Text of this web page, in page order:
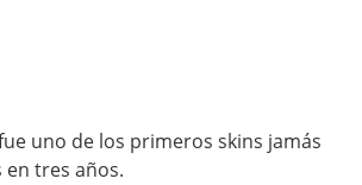
uno de los primeros skins jamás
tres años.